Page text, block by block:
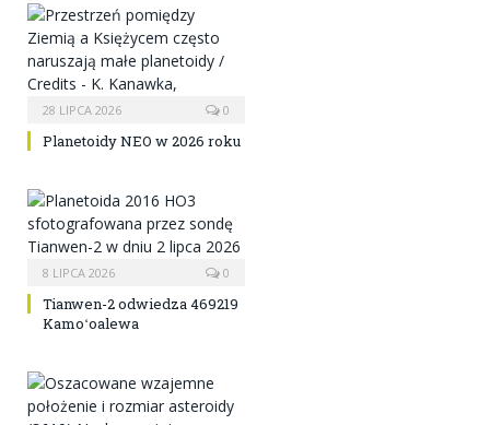
28 LIPCA 2026 0
Planetoidy NEO w 2026 roku
8 LIPCA 2026 0
Tianwen-2 odwiedza 469219
Kamoʻoalewa